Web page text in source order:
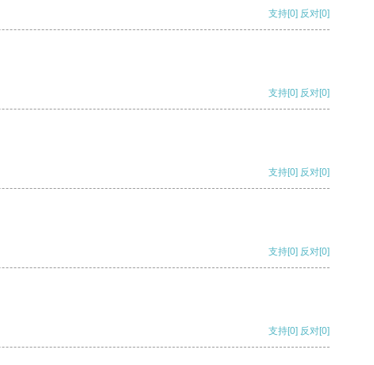
支持[0] 反对[0]
支持[0] 反对[0]
支持[0] 反对[0]
支持[0] 反对[0]
支持[0] 反对[0]